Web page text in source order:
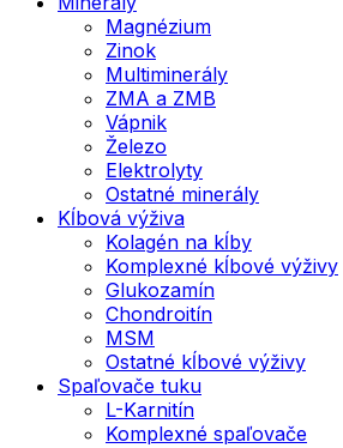
Magnézium
Zinok
Multiminerály
ZMA a ZMB
Vápnik
Železo
Elektrolyty
Ostatné minerály
Kĺbová výživa
Kolagén na kĺby
Komplexné kĺbové výživy
Glukozamín
Chondroitín
MSM
Ostatné kĺbové výživy
Spaľovače tuku
L-Karnitín
Komplexné spaľovače